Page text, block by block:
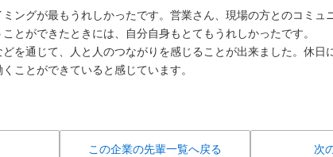
ングが最もうれしかったです。営業さん、現場の方とのコミュ
とができたときには、自分自身もとてもうれしかったです。
を通じて、人と人のつながりを感じることが出来ました。休日
ことができていると感じています。
この企業の先輩一覧へ戻る 次